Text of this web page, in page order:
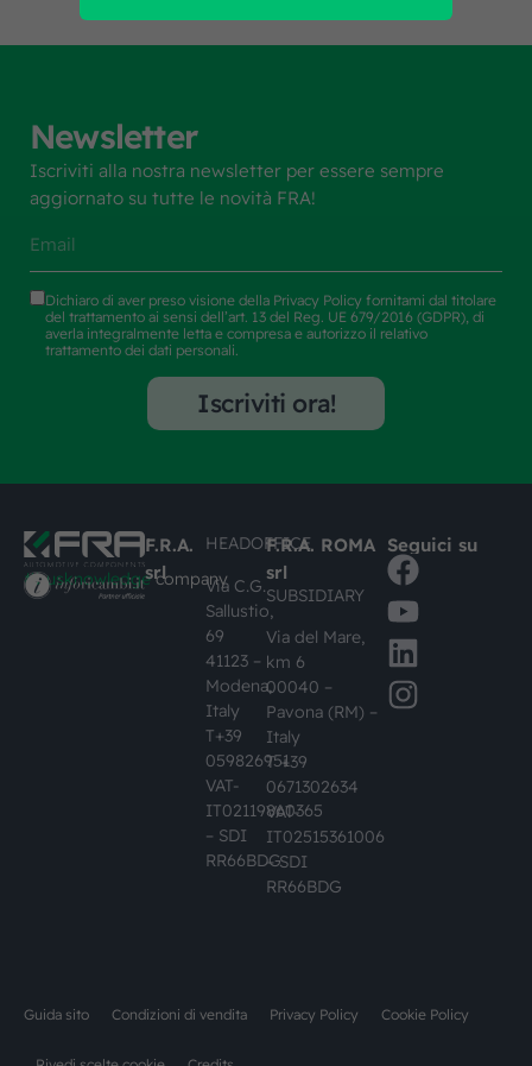
Newsletter
Iscriviti alla nostra newsletter per essere sempre
aggiornato su tutte le novità FRA!
Dichiaro di aver preso visione della Privacy Policy fornitami dal titolare
del trattamento ai sensi dell’art. 13 del Reg. UE 679/2016 (GDPR), di
averla integralmente letta e compresa e autorizzo il relativo
trattamento dei dati personali.
Iscriviti ora!
#busknowledgecompany
F.R.A.
srl
HEADOFFICE
Via C.G.
Sallustio,
69
41123 –
Modena,
Italy
T+39
059826951
VAT-
IT02119860365
– SDI
RR66BDG
F.R.A. ROMA
srl
SUBSIDIARY
Via del Mare,
km 6
00040 –
Pavona (RM) –
Italy
T +39
0671302634
VAT-
IT02515361006
– SDI
RR66BDG
Seguici su
Guida sito Condizioni di vendita Privacy Policy Cookie Policy